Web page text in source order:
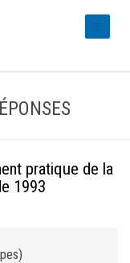
pratique de la
1993